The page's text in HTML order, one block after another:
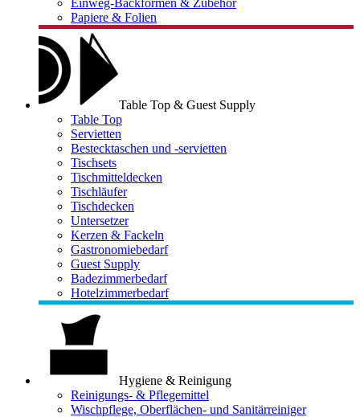
Einweg-Backformen & Zubehör
Papiere & Folien
Table Top & Guest Supply
Table Top
Servietten
Bestecktaschen und -servietten
Tischsets
Tischmitteldecken
Tischläufer
Tischdecken
Untersetzer
Kerzen & Fackeln
Gastronomiebedarf
Guest Supply
Badezimmerbedarf
Hotelzimmerbedarf
Hygiene & Reinigung
Reinigungs- & Pflegemittel
Wischpflege, Oberflächen- und Sanitärreiniger